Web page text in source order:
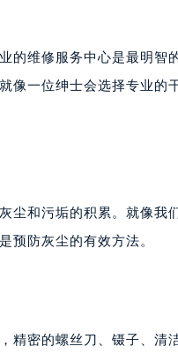
的维修服务中心是最明智
像一位绅士会选择专业的
尘和污垢的积累。就像我
预防灰尘的有效方法。
精密的螺丝刀、镊子、清